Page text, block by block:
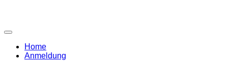
Home
Anmeldung